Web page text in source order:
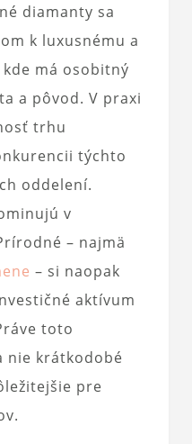
diamanty sa
k luxusnému a
má osobitný
a pôvod. V praxi
trhu
týchto
oddelení.
v
– najmä
– si naopak
aktívum
toto
nie krátkodobé
pre